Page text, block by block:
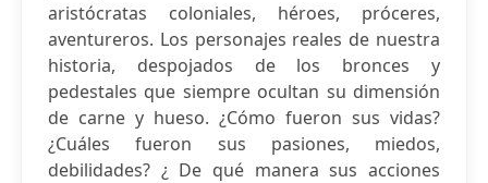
aristócratas coloniales, héroes, próceres,
aventureros. Los personajes reales de nuestra
historia, despojados de los bronces y
pedestales que siempre ocultan su dimensión
de carne y hueso. ¿Cómo fueron sus vidas?
¿Cuáles fueron sus pasiones, miedos,
debilidades? ¿ De qué manera sus acciones